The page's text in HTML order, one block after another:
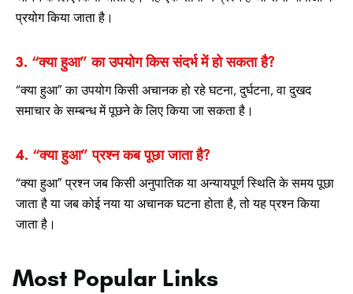
प्रयोग किया जाता है।
3. “क्या हुआ” का उपयोग किस संदर्भ में हो सकता है?
“क्या हुआ” का उपयोग किसी अचानक हो रहे घटना, दुर्घटना, वा दुखद
समाचार के सम्बन्ध में पूछने के लिए किया जा सकता है।
4. “क्या हुआ” प्रश्न कब पूछा जाता है?
“क्या हुआ” प्रश्न जब किसी अनुपातिक या अन्यायपूर्ण स्थिति के समय पूछा
जाता है या जब कोई नया या अचानक घटना होता है, तो यह प्रश्न किया
जाता है।
Most Popular Links